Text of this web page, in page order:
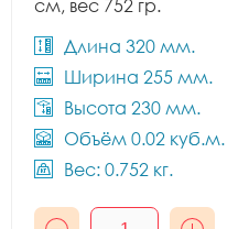
см, вес 752 гр.
Длина 320 мм.
Ширина 255 мм.
Высота 230 мм.
Объём 0.02 куб.м.
Вес: 0.752 кг.